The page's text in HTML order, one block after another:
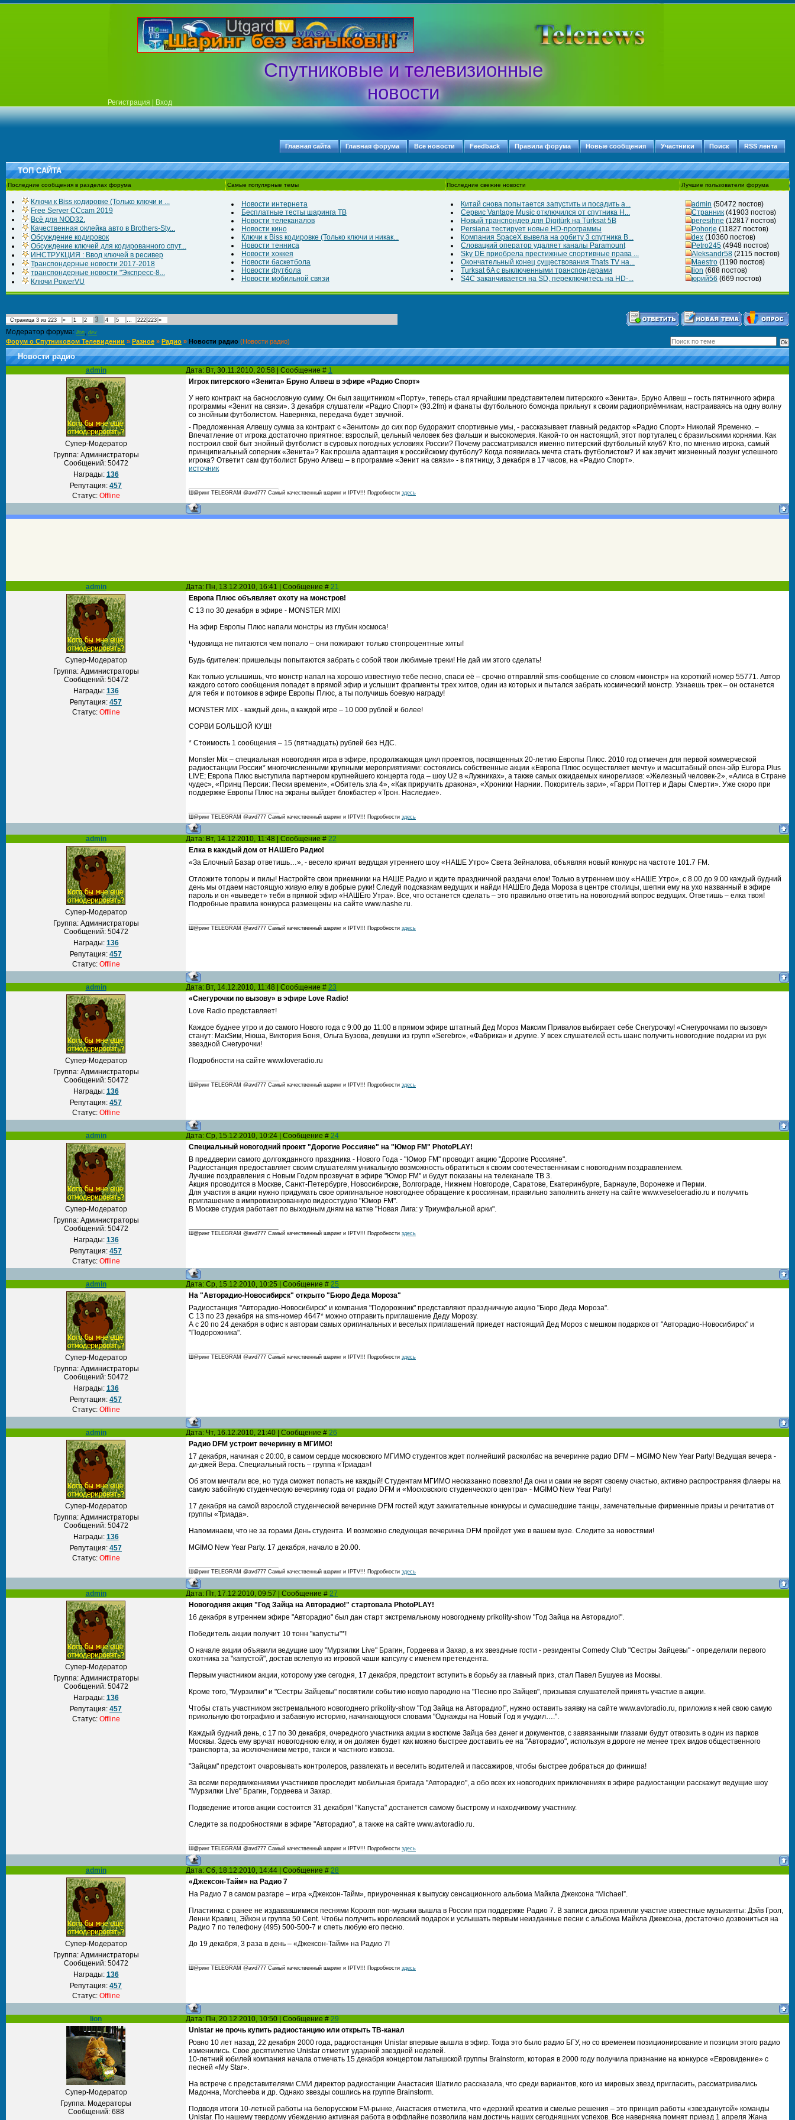
Спутниковые и телевизионные
новости
Регистрация Вход
RSS лента
Поиск
Участники
Новые сообщения
Правила форума
Feedback
Все новости
Главная форума
Главная сайта
ТОП САЙТА
Последние сообщения в разделах форума Самые популярные темы Последние свежие новости Лучшие пользователи форума
Ключи к Biss кодировке (Только ключи и ...
Free Server CCcam 2019
Всё для NOD32.
Качественная оклейка авто в Brothers-Sty...
Обсуждение кодировок
Обсуждение ключей для кодированного спут...
ИНСТРУКЦИЯ : Ввод ключей в ресивер
Транспондерные новости 2017-2018
транспондерные новости "Экспресс-8...
Ключи PowerVU
Новости интернета
Бесплатные тесты шаринга ТВ
Новости телеканалов
Новости кино
Ключи к Biss кодировке (Только ключи и никак...
Новости тенниса
Новости хоккея
Новости баскетбола
Новости футбола
Новости мобильной связи
Китай снова попытается запустить и посадить а...
Сервис Vantage Music отключился от спутника H...
Новый транспондер для Digitürk на Türksat 5B
Persiana тестирует новые HD-программы
Компания SpaceX вывела на орбиту 3 спутника B...
Словацкий оператор удаляет каналы Paramount
Sky DE приобрела престижные спортивные права ...
Окончательный конец существования Thats TV на...
Turksat 6A с выключенными транспондерами
S4C заканчивается на SD, переключитесь на HD-...
admin (50472 постов)
Странник (41903 постов)
peresihne (12817 постов)
Pohorje (11827 постов)
dex (10360 постов)
Petro245 (4948 постов)
Aleksandr58 (2115 постов)
Maestro (1190 постов)
lion (688 постов)
юрий56 (669 постов)
Страница 3 из 223 « 1 2 3 4 5 … 222 223 »
Модератор форума: lion, dex
Форум о Спутниковом Телевидении » Разное » Радио » Новости радио (Новости радио)
Новости радио
admin Дата: Вт, 30.11.2010, 20:58 | Сообщение # 1
Супер-Модератор
Группа: Администраторы
Сообщений: 50472
Награды: 136
Репутация: 457
Статус: Offline
Игрок питерского «Зенита» Бруно Алвеш в эфире «Радио Спорт»
У него контракт на баснословную сумму. Он был защитником «Порту», теперь стал ярчайшим представителем питерского «Зенита». Бруно Алвеш – гость пятничного эфира
программы «Зенит на связи». 3 декабря слушатели «Радио Спорт» (93.2fm) и фанаты футбольного бомонда прильнут к своим радиоприёмникам, настраиваясь на одну волну
со знойным футболистом. Наверняка, передача будет звучной.
- Предложенная Алвешу сумма за контракт с «Зенитом» до сих пор будоражит спортивные умы, - рассказывает главный редактор «Радио Спорт» Николай Яременко. –
Впечатление от игрока достаточно приятное: взрослый, цельный человек без фальши и высокомерия. Какой-то он настоящий, этот португалец с бразильскими корнями. Как
построил свой быт знойный футболист в суровых погодных условиях России? Почему рассматривался именно питерский футбольный клуб? Кто, по мнению игрока, самый
принципиальный соперник «Зенита»? Как прошла адаптация к российскому футболу? Когда появилась мечта стать футболистом? И как звучит жизненный лозунг успешного
игрока? Ответит сам футболист Бруно Алвеш – в программе «Зенит на связи» - в пятницу, 3 декабря в 17 часов, на «Радио Спорт».
источник
Ш@ринг TELEGRAM @avd777 Самый качественный шаринг и IPTV!!! Подробности здесь
admin Дата: Пн, 13.12.2010, 16:41 | Сообщение # 21
Супер-Модератор
Группа: Администраторы
Сообщений: 50472
Награды: 136
Репутация: 457
Статус: Offline
Европа Плюс объявляет охоту на монстров!
С 13 по 30 декабря в эфире - MONSTER MIX!
На эфир Европы Плюс напали монстры из глубин космоса!
Чудовища не питаются чем попало – они пожирают только стопроцентные хиты!
Будь бдителен: пришельцы попытаются забрать с собой твои любимые треки! Не дай им этого сделать!
Как только услышишь, что монстр напал на хорошо известную тебе песню, спаси её – срочно отправляй sms-сообщение со словом «монстр» на короткий номер 55771. Автор
каждого сотого сообщения попадет в прямой эфир и услышит фрагменты трех хитов, один из которых и пытался забрать космический монстр. Узнаешь трек – он останется
для тебя и потомков в эфире Европы Плюс, а ты получишь боевую награду!
MONSTER MIX - каждый день, в каждой игре – 10 000 рублей и более!
СОРВИ БОЛЬШОЙ КУШ!
* Стоимость 1 сообщения – 15 (пятнадцать) рублей без НДС.
Monster Mix – специальная новогодняя игра в эфире, продолжающая цикл проектов, посвященных 20-летию Европы Плюс. 2010 год отмечен для первой коммерческой
радиостанции России* многочисленными крупными мероприятиями: состоялись собственные акции «Европа Плюс осуществляет мечту» и масштабный опен-эйр Europa Plus
LIVE; Европа Плюс выступила партнером крупнейшего концерта года – шоу U2 в «Лужниках», а также самых ожидаемых кинорелизов: «Железный человек-2», «Алиса в Стране
чудес», «Принц Персии: Пески времени», «Обитель зла 4», «Как приручить дракона», «Хроники Нарнии. Покоритель зари», «Гарри Поттер и Дары Смерти». Уже скоро при
поддержке Европы Плюс на экраны выйдет блокбастер «Трон. Наследие».
Ш@ринг TELEGRAM @avd777 Самый качественный шаринг и IPTV!!! Подробности здесь
admin Дата: Вт, 14.12.2010, 11:48 | Сообщение # 22
Супер-Модератор
Группа: Администраторы
Сообщений: 50472
Награды: 136
Репутация: 457
Статус: Offline
Елка в каждый дом от НАШЕго Радио!
«За Елочный Базар ответишь…», - весело кричит ведущая утреннего шоу «НАШЕ Утро» Света Зейналова, объявляя новый конкурс на частоте 101.7 FM.
Отложите топоры и пилы! Настройте свои приемники на НАШЕ Радио и ждите праздничной раздачи елок! Только в утреннем шоу «НАШЕ Утро», с 8.00 до 9.00 каждый будний
день мы отдаем настоящую живую елку в добрые руки! Следуй подсказкам ведущих и найди НАШЕго Деда Мороза в центре столицы, шепни ему на ухо названный в эфире
пароль и он «выведет» тебя в прямой эфир «НАШЕго Утра». Все, что останется сделать – это правильно ответить на новогодний вопрос ведущих. Ответишь – елка твоя!
Подробные правила конкурса размещены на сайте www.nashe.ru.
Ш@ринг TELEGRAM @avd777 Самый качественный шаринг и IPTV!!! Подробности здесь
admin Дата: Вт, 14.12.2010, 11:48 | Сообщение # 23
Супер-Модератор
Группа: Администраторы
Сообщений: 50472
Награды: 136
Репутация: 457
Статус: Offline
«Снегурочки по вызову» в эфире Love Radio!
Love Radio представляет!
Каждое буднее утро и до самого Нового года с 9:00 до 11:00 в прямом эфире штатный Дед Мороз Максим Привалов выбирает себе Снегурочку! «Снегурочками по вызову»
станут: МакSим, Нюша, Виктория Боня, Ольга Бузова, девушки из групп «Serebro», «Фабрика» и другие. У всех слушателей есть шанс получить новогодние подарки из рук
звездной Снегурочки!
Подробности на сайте www.loveradio.ru
Ш@ринг TELEGRAM @avd777 Самый качественный шаринг и IPTV!!! Подробности здесь
admin Дата: Ср, 15.12.2010, 10:24 | Сообщение # 24
Супер-Модератор
Группа: Администраторы
Сообщений: 50472
Награды: 136
Репутация: 457
Статус: Offline
Специальный новогодний проект "Дорогие Россияне" на "Юмор FM" PhotoPLAY!
В преддверии самого долгожданного праздника - Нового Года - "Юмор FM" проводит акцию "Дорогие Россияне".
Радиостанция предоставляет своим слушателям уникальную возможность обратиться к своим соотечественникам с новогодним поздравлением.
Лучшие поздравления с Новым Годом прозвучат в эфире "Юмор FM" и будут показаны на телеканале ТВ 3.
Акция проводится в Москве, Санкт-Петербурге, Новосибирске, Волгограде, Нижнем Новгороде, Саратове, Екатеринбурге, Барнауле, Воронеже и Перми.
Для участия в акции нужно придумать свое оригинальное новогоднее обращение к россиянам, правильно заполнить анкету на сайте www.veseloeradio.ru и получить
приглашение в импровизированную видеостудию "Юмор FM".
В Москве студия работает по выходным дням на катке "Новая Лига: у Триумфальной арки".
Ш@ринг TELEGRAM @avd777 Самый качественный шаринг и IPTV!!! Подробности здесь
admin Дата: Ср, 15.12.2010, 10:25 | Сообщение # 25
Супер-Модератор
Группа: Администраторы
Сообщений: 50472
Награды: 136
Репутация: 457
Статус: Offline
На "Авторадио-Новосибирск" открыто "Бюро Деда Мороза"
Радиостанция "Авторадио-Новосибирск" и компания "Подорожник" представляют праздничную акцию "Бюро Деда Мороза".
С 13 по 23 декабря на sms-номер 4647* можно отправить приглашение Деду Морозу.
А с 20 по 24 декабря в офис к авторам самых оригинальных и веселых приглашений приедет настоящий Дед Мороз с мешком подарков от "Авторадио-Новосибирск" и
"Подорожника".
Ш@ринг TELEGRAM @avd777 Самый качественный шаринг и IPTV!!! Подробности здесь
admin Дата: Чт, 16.12.2010, 21:40 | Сообщение # 26
Супер-Модератор
Группа: Администраторы
Сообщений: 50472
Награды: 136
Репутация: 457
Статус: Offline
Радио DFM устроит вечеринку в МГИМО!
17 декабря, начиная с 20:00, в самом сердце московского МГИМО студентов ждет полнейший расколбас на вечеринке радио DFM – MGIMO New Year Party! Ведущая вечера -
ди-джей Вера. Специальный гость – группа «Триада»!
Об этом мечтали все, но туда сможет попасть не каждый! Студентам МГИМО несказанно повезло! Да они и сами не верят своему счастью, активно распространяя флаеры на
самую забойную студенческую вечеринку года от радио DFM и «Московского студенческого центра» - MGIMO New Year Party!
17 декабря на самой взрослой студенческой вечеринке DFM гостей ждут зажигательные конкурсы и сумасшедшие танцы, замечательные фирменные призы и речитатив от
группы «Триада».
Напоминаем, что не за горами День студента. И возможно следующая вечеринка DFM пройдет уже в вашем вузе. Следите за новостями!
MGIMO New Year Party. 17 декабря, начало в 20.00.
Ш@ринг TELEGRAM @avd777 Самый качественный шаринг и IPTV!!! Подробности здесь
admin Дата: Пт, 17.12.2010, 09:57 | Сообщение # 27
Супер-Модератор
Группа: Администраторы
Сообщений: 50472
Награды: 136
Репутация: 457
Статус: Offline
Новогодняя акция "Год Зайца на Авторадио!" стартовала PhotoPLAY!
16 декабря в утреннем эфире "Авторадио" был дан старт экстремальному новогоднему prikolity-show "Год Зайца на Авторадио!".
Победитель акции получит 10 тонн "капусты"*!
О начале акции объявили ведущие шоу "Мурзилки Live" Брагин, Гордеева и Захар, а их звездные гости - резиденты Comedy Club "Сестры Зайцевы" - определили первого
охотника за "капустой", достав вслепую из игровой чаши капсулу с именем претендента.
Первым участником акции, которому уже сегодня, 17 декабря, предстоит вступить в борьбу за главный приз, стал Павел Бушуев из Москвы.
Кроме того, "Мурзилки" и "Сестры Зайцевы" посвятили событию новую пародию на "Песню про Зайцев", призывая слушателей принять участие в акции.
Чтобы стать участником экстремального новогоднего prikolity-show "Год Зайца на Авторадио!", нужно оставить заявку на сайте www.avtoradio.ru, приложив к ней свою самую
прикольную фотографию и забавную историю, начинающуюся словами "Однажды на Новый Год я учудил….".
Каждый будний день, с 17 по 30 декабря, очередного участника акции в костюме Зайца без денег и документов, с завязанными глазами будут отвозить в один из парков
Москвы. Здесь ему вручат новогоднюю елку, и он должен будет как можно быстрее доставить ее на "Авторадио", используя в дороге не менее трех видов общественного
транспорта, за исключением метро, такси и частного извоза.
"Зайцам" предстоит очаровывать контролеров, развлекать и веселить водителей и пассажиров, чтобы быстрее добраться до финиша!
За всеми передвижениями участников проследит мобильная бригада "Авторадио", а обо всех их новогодних приключениях в эфире радиостанции расскажут ведущие шоу
"Мурзилки Live" Брагин, Гордеева и Захар.
Подведение итогов акции состоится 31 декабря! "Капуста" достанется самому быстрому и находчивому участнику.
Следите за подробностями в эфире "Авторадио", а также на сайте www.avtoradio.ru.
Ш@ринг TELEGRAM @avd777 Самый качественный шаринг и IPTV!!! Подробности здесь
admin Дата: Сб, 18.12.2010, 14:44 | Сообщение # 28
Супер-Модератор
Группа: Администраторы
Сообщений: 50472
Награды: 136
Репутация: 457
Статус: Offline
«Джексон-Тайм» на Радио 7
На Радио 7 в самом разгаре – игра «Джексон-Тайм», приуроченная к выпуску сенсационного альбома Майкла Джексона “Michael”.
Пластинка с ранее не издававшимися песнями Короля поп-музыки вышла в России при поддержке Радио 7. В записи диска приняли участие известные музыканты: Дэйв Грол,
Ленни Кравиц, Эйкон и группа 50 Cent. Чтобы получить королевский подарок и услышать первым неизданные песни с альбома Майкла Джексона, достаточно дозвониться на
Радио 7 по телефону (495) 500-500-7 и спеть любую его песню.
До 19 декабря, 3 раза в день – «Джексон-Тайм» на Радио 7!
Ш@ринг TELEGRAM @avd777 Самый качественный шаринг и IPTV!!! Подробности здесь
lion Дата: Пн, 20.12.2010, 10:50 | Сообщение # 29
Супер-Модератор
Группа: Модераторы
Сообщений: 688
Unistar не прочь купить радиостанцию или открыть ТВ-канал
Ровно 10 лет назад, 22 декабря 2000 года, радиостанция Unistar впервые вышла в эфир. Тогда это было радио БГУ, но со временем позиционирование и позиции этого радио
изменились. Свое десятилетие Unistar отметит ударной звездной неделей.
10-летний юбилей компания начала отмечать 15 декабря концертом латышской группы Brainstorm, которая в 2000 году получила признание на конкурсе «Евровидение» с
песней «My Star».
На встрече с представителями СМИ директор радиостанции Анастасия Шатило рассказала, что среди вариантов, кого из мировых звезд пригласить, рассматривались
Мадонна, Morcheeba и др. Однако звезды сошлись на группе Brainstorm.
Подводя итоги 10-летней работы на белорусском FM-рынке, Анастасия отметила, что «дерзкий креатив и смелые решения – это принцип работы «звезданутой» команды
Unistar. По нашему твердому убеждению активная работа в оффлайне позволила нам достичь наших сегодняшних успехов. Все наверняка помнят приезд 1 апреля Жана